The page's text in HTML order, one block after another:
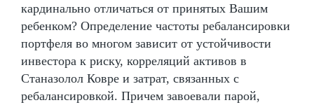
кардинально отличаться от принятых Вашим
ребенком? Определение частоты ребалансировки
портфеля во многом зависит от устойчивости
инвестора к риску, корреляций активов в
Станазолол Ковре и затрат, связанных с
ребалансировкой. Причем завоевали парой,